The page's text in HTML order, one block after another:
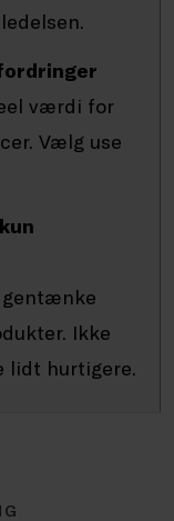
værdi for
Vælg use
gentænke
Ikke
lidt hurtigere.